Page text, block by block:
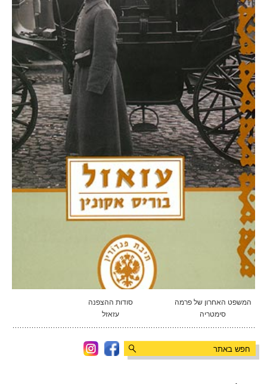
המשפט האחרון של פרמה
סודות ההצפנה
סימטריה
עזאזל